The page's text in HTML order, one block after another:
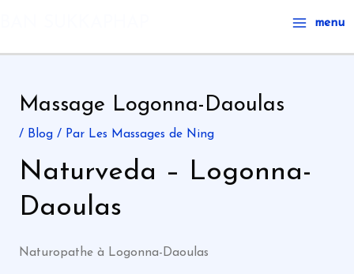
contenu
Main
Menu
menu
Massage Logonna-Daoulas
/ Blog/ Par Les Massages de Ning
Naturveda – Logonna-
Daoulas
Naturopathe à Logonna-Daoulas